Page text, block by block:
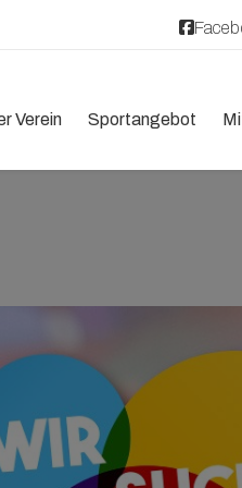
Verein Sportangebot